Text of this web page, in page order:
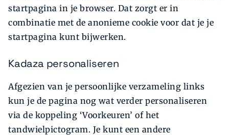
startpagina in je browser. Dat zorgt er in
combinatie met de anonieme cookie voor dat je je
startpagina kunt bijwerken.
Kadaza personaliseren
Afgezien van je persoonlijke verzameling links
kun je de pagina nog wat verder personaliseren
via de koppeling ‘Voorkeuren’ of het
tandwielpictogram. Je kunt een andere